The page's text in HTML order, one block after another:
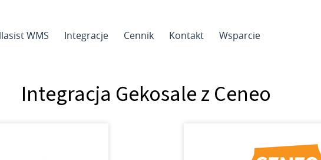
WMS Integracje Cennik Kontakt Wsparcie
Integracja Gekosale z Ceneo